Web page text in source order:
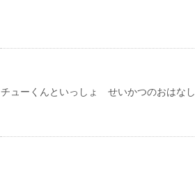
チューくんといっしょ せいかつのおはなし